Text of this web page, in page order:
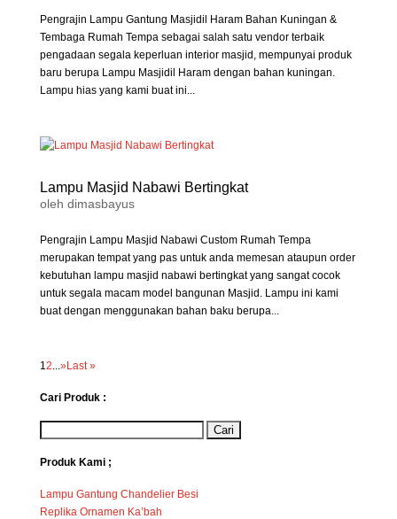
Pengrajin Lampu Gantung Masjidil Haram Bahan Kuningan &
Tembaga Rumah Tempa sebagai salah satu vendor terbaik
pengadaan segala keperluan interior masjid, mempunyai produk
baru berupa Lampu Masjidil Haram dengan bahan kuningan.
Lampu hias yang kami buat ini...
Lampu Masjid Nabawi Bertingkat
oleh dimasbayus
Pengrajin Lampu Masjid Nabawi Custom Rumah Tempa
merupakan tempat yang pas untuk anda memesan ataupun order
kebutuhan lampu masjid nabawi bertingkat yang sangat cocok
untuk segala macam model bangunan Masjid. Lampu ini kami
buat dengan menggunakan bahan baku berupa...
12...»Last »
Cari Produk :
Produk Kami ;
Lampu Gantung Chandelier Besi
Replika Ornamen Ka’bah